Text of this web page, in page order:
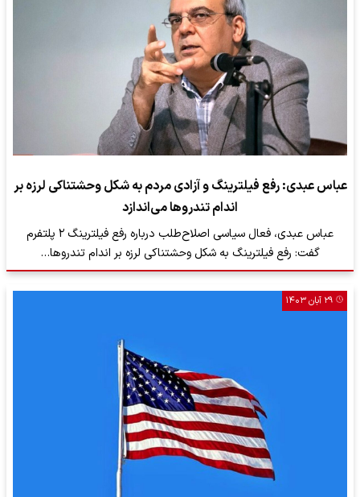
عباس عبدی: رفع فیلترینگ و آزادی مردم به شکل وحشتناکی لرزه بر
اندام تندروها می‌اندازد
عباس عبدی، فعال سیاسی اصلاح‌طلب درباره رفع فیلترینگ ۲ پلتفرم
گفت: رفع فیلترینگ به شکل وحشتناکی لرزه بر اندام تندروها…
۲۹ آبان ۱۴۰۳